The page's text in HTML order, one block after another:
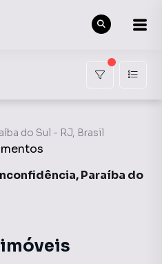
do Sul - RJ, Brasil
Paraíba do